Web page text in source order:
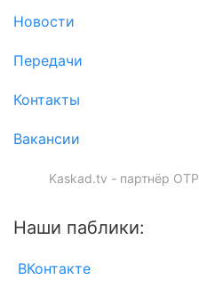
Новости
Передачи
Контакты
Вакансии
Kaskad.tv - партнёр
Наши паблики:
ВКонтакте